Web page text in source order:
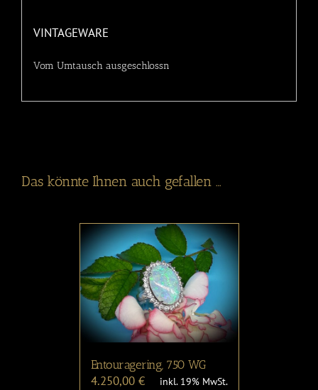
VINTAGEWARE
Vom Umtausch ausgeschlossn
Das könnte Ihnen auch gefallen …
Entouragering, 750 WG
4.250,00 €
inkl. 19% MwSt.